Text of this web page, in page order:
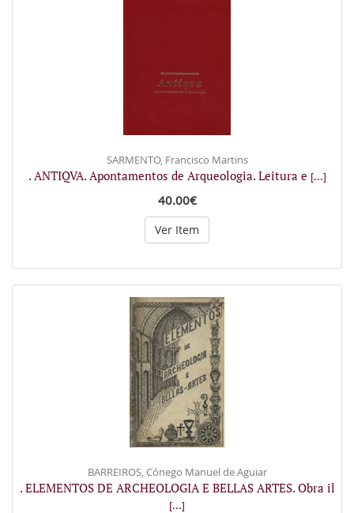
SARMENTO, Francisco Martins
. ANTIQVA. Apontamentos de Arqueologia. Leitura e [...]
40.00€
Ver Item
BARREIROS, Cónego Manuel de Aguiar
. ELEMENTOS DE ARCHEOLOGIA E BELLAS ARTES. Obra il
[...]